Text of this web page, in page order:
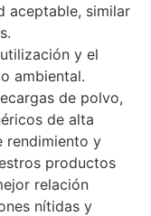
aceptable, similar
y el
ambiental.
de polvo,
de alta
rendimiento y
productos
relación
nítidas y